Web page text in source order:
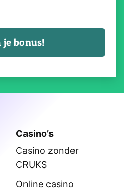
Casino’s
Casino zonder
CRUKS
Online casino